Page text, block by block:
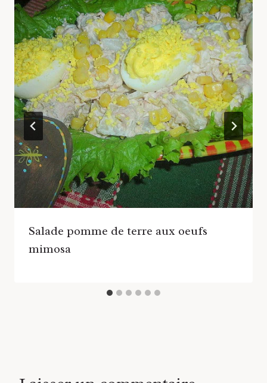
Salade pomme de terre aux oeufs
mimosa